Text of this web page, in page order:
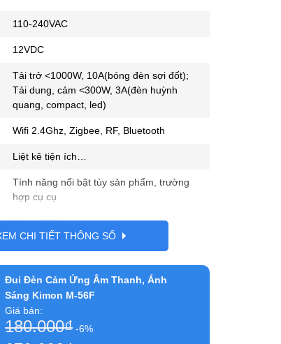
110-240VAC
12VDC
Tải trở <1000W, 10A(bóng đèn sợi đốt);
Tải dung, cảm <300W, 3A(đèn huỳnh
quang, compact, led)
Wifi 2.4Ghz, Zigbee, RF, Bluetooth
Liệt kê tiện ích…
Tính năng nổi bật tùy sản phẩm, trường
hợp cụ cụ
Nhựa ABS
Tên nước xuất xứ, tùy sản phẩm có nên để
xuất xứ hay không
Dài 20cm x Rộng 20cm x Cao 47cm
CHI TIẾT THÔNG SỐ
Đui Đèn Cảm Ứng Âm Thanh, Ánh
Sáng Kimon M-56F
Giá bán:
180.000₫-6%